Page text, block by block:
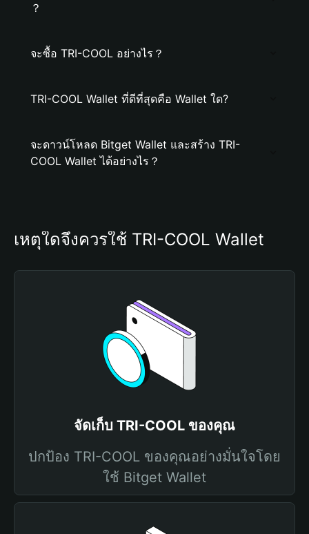
？
จะซื้อ TRI-COOL อย่างไร？
TRI-COOL Wallet ที่ดีที่สุดคือ Wallet ใด?
จะดาวน์โหลด Bitget Wallet และสร้าง TRI-
COOL Wallet ได้อย่างไร？
เหตุใดจึงควรใช้ TRI-COOL Wallet
จัดเก็บ TRI-COOL ของคุณ
ปกป้อง TRI-COOL ของคุณอย่างมั่นใจโดย
ใช้ Bitget Wallet